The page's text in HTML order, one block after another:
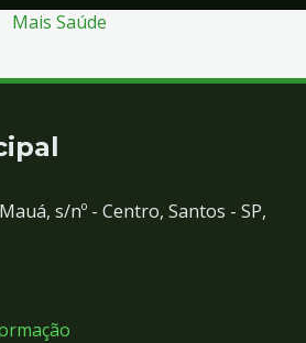
Mais Saúde
s/nº - Centro, Santos - SP,